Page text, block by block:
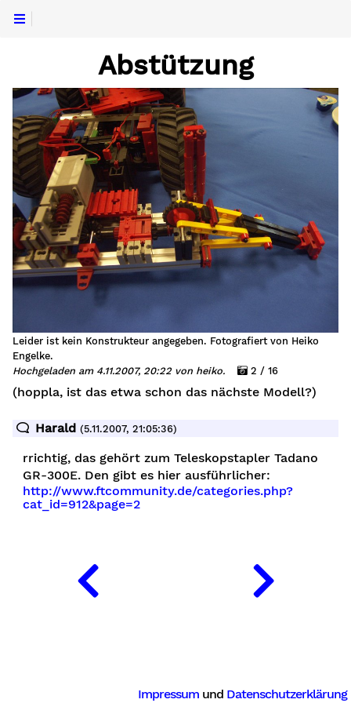
Abstützung
Leider ist kein Konstrukteur angegeben. Fotografiert von Heiko
Engelke.
Hochgeladen am 4.11.2007, 20:22 von heiko.
2 / 16
(hoppla, ist das etwa schon das nächste Modell?)
Harald (5.11.2007, 21:05:36)
rrichtig, das gehört zum Teleskopstapler Tadano
GR-300E. Den gibt es hier ausführlicher:
http://www.ftcommunity.de/categories.php?
cat_id=912&page=2
Impressum und Datenschutzerklärung